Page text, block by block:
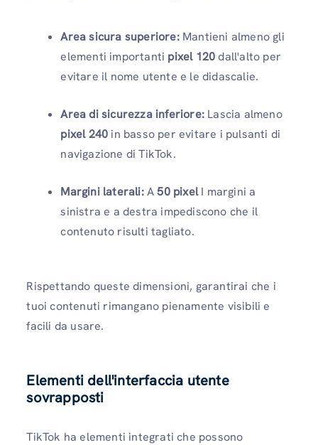
Area sicura superiore:Mantieni almeno gli
elementi importanti pixel 120dall'alto per
evitare il nome utente e le didascalie.
Area di sicurezza inferiore: Lascia almeno
pixel 240 in basso per evitare i pulsanti di
navigazione di TikTok.
Margini laterali:A50 pixelI margini a
sinistra e a destra impediscono che il
contenuto risulti tagliato.
Rispettando queste dimensioni, garantirai che i
tuoi contenuti rimangano pienamente visibili e
facili da usare.
Elementi dell'interfaccia utente
sovrapposti
TikTok ha elementi integrati che possono